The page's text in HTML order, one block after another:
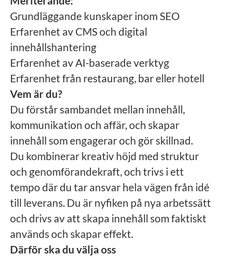
Grundläggande kunskaper inom SEO
Erfarenhet av CMS och digital
innehållshantering
Erfarenhet av AI-baserade verktyg
Erfarenhet från restaurang, bar eller hotell
Vem är du?
Du förstår sambandet mellan innehåll,
kommunikation och affär, och skapar
innehåll som engagerar och gör skillnad.
Du kombinerar kreativ höjd med struktur
och genomförandekraft, och trivs i ett
tempo där du tar ansvar hela vägen från idé
till leverans. Du är nyfiken på nya arbetssätt
och drivs av att skapa innehåll som faktiskt
används och skapar effekt.
Därför ska du välja oss